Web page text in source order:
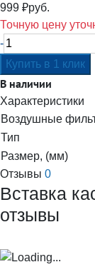
999 ₽руб.
Точную цену
-
В наличии
Характеристики
Воздушные
Тип
Размер, (мм)
Отзывы 0
Вставка
отзывы